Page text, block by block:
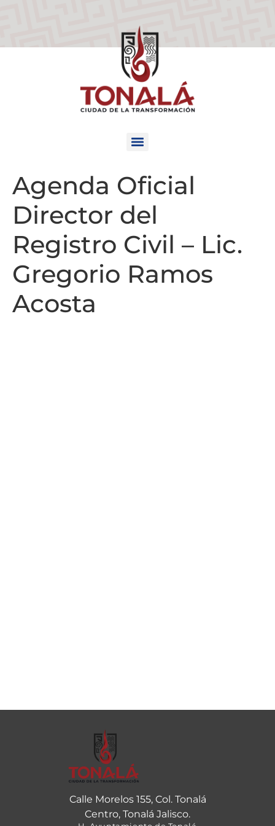
Agenda Oficial
Director del
Registro Civil – Lic.
Gregorio Ramos
Acosta
Calle Morelos 155, Col. Tonalá
Centro, Tonalá Jalisco.